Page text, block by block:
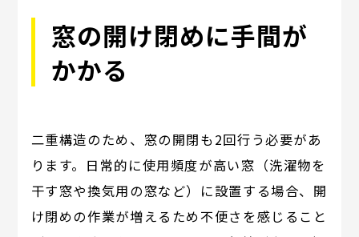
窓の開け閉めに手間が
かかる
二重構造のため、窓の開閉も2回行う必要があ
ります。日常的に使用頻度が高い窓（洗濯物を
干す窓や換気用の窓など）に設置する場合、開
け閉めの作業が増えるため不便さを感じること